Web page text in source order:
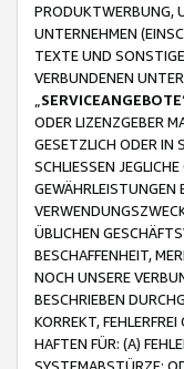
PRODUKTWERBUNG,
UNTERNEHMEN
TEXTE UND
VERBUNDENEN
SERVICEANGEBOTE
ODER LIZENZGEBER
GESETZLICH ODER IN
SCHLIESSEN
GEWÄHRLEISTUNGEN
ÜBLICHEN
BESCHAFFENHEIT,
NOCH UNSERE
BESCHRIEBEN
KORREKT,
HAFTEN FÜR: (A)